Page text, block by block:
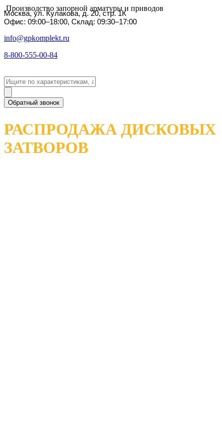
Производство запорной арматуры и приводов
Москва, ул. Кулакова, д. 20, стр. 1К
Офис: 09:00–18:00, Склад: 09:30–17:00
info@gpkomplekt.ru
8-800-555-00-84
Обратный звонок
РАСПРОДАЖА ДИСКОВЫХ
ЗАТВОРОВ